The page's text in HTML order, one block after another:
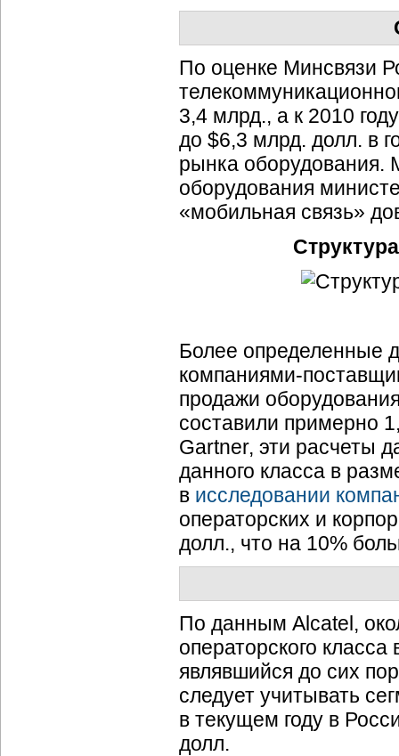
По оценке Минсвязи
3,4 млрд., а к 2010
до $6,3 млрд. долл. в
рынка оборудования.
оборудования
«мобильная связь»
Более определенные
компаниями-
продажи
составили примерно
Gartner, эти расчеты
данного класса в
в исследовании
операторских и
долл., что на 10%
По данным Alcatel,
операторского
являвшийся до сих
следует учитывать
в текущем году в
долл.